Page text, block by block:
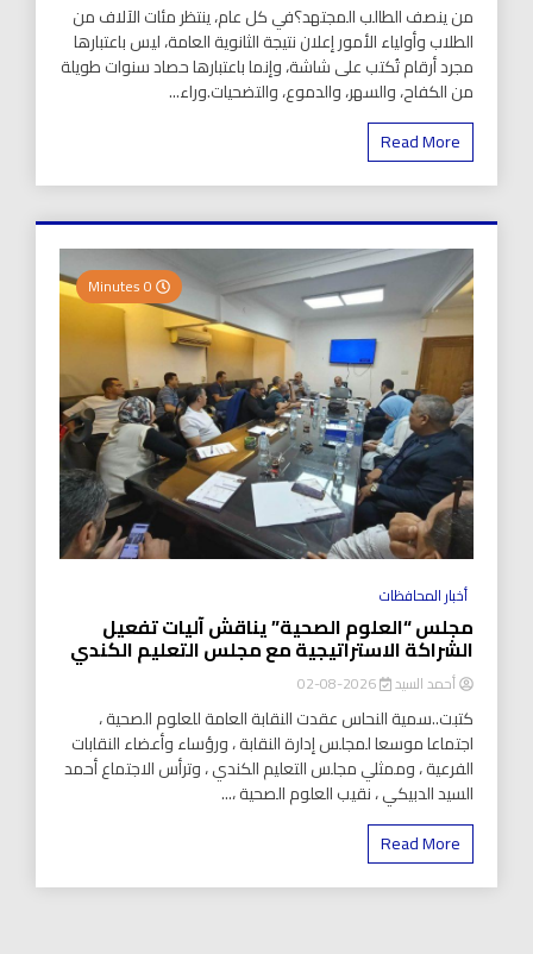
من ينصف الطالب المجتهد؟في كل عام، ينتظر مئات الآلاف من
الطلاب وأولياء الأمور إعلان نتيجة الثانوية العامة، ليس باعتبارها
مجرد أرقام تُكتب على شاشة، وإنما باعتبارها حصاد سنوات طويلة
من الكفاح، والسهر، والدموع، والتضحيات.وراء...
Read More
أخبار المحافظات
مجلس “العلوم الصحية” يناقش آليات تفعيل
الشراكة الاستراتيجية مع مجلس التعليم الكندي
أحمد السيد 2026-08-02
كتبت..سمية النحاس عقدت النقابة العامة للعلوم الصحية ،
اجتماعا موسعا لمجلس إدارة النقابة ، ورؤساء وأعضاء النقابات
الفرعية ، وممثلي مجلس التعليم الكندي ، وترأس الاجتماع أحمد
السيد الدبيكي ، نقيب العلوم الصحية ،...
Read More